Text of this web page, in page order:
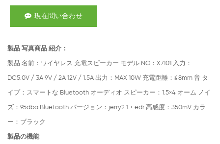
現在問い合わせ
製品 写真商品 紹介：
製品 名前：ワイヤレス 充電スピーカー モデル NO：X7101 入力：
DC5.0V / 3A 9V / 2A 12V / 1.5A 出力：MAX 10W 充電距離：≦8mm 音 タ
イプ：スマートな Bluetooth オーディオ スピーカー：1.5×4 オーム ノイ
ズ：95dba Bluetooth バージョン：jerry2.1 + edr 高感度：350mV カラ
ー：ブラック
製品の機能